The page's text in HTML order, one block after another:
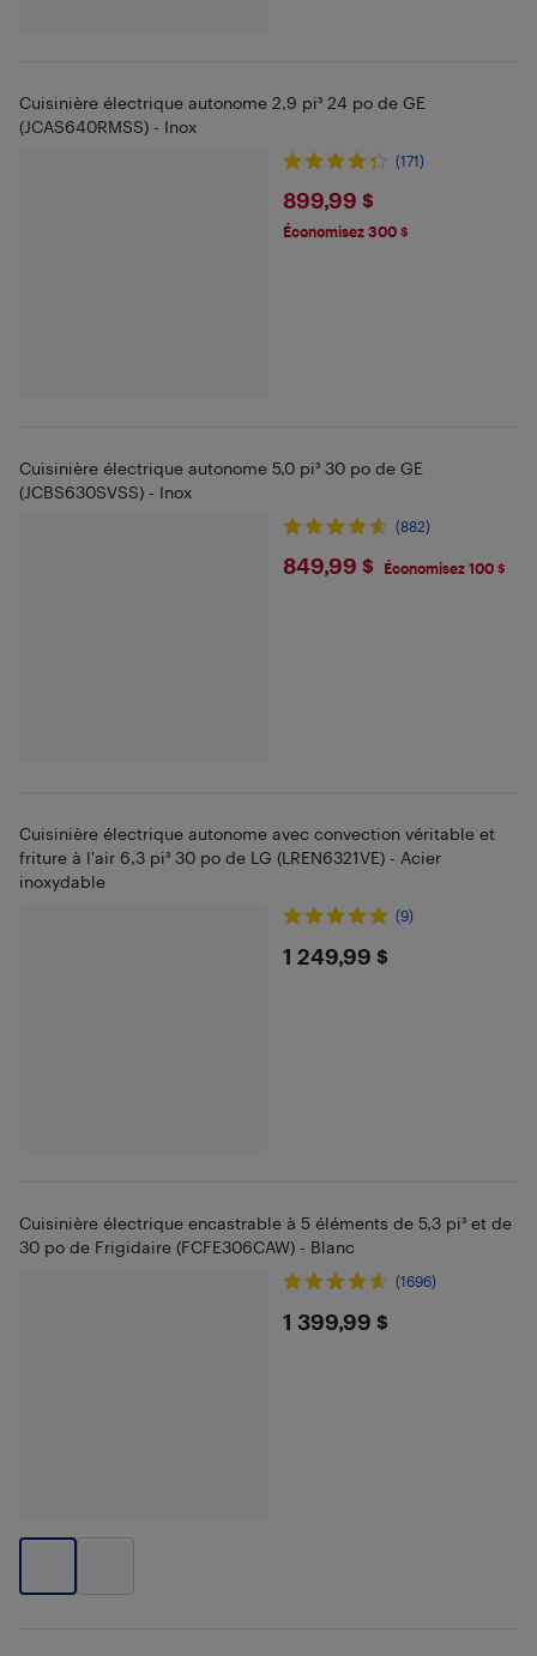
Cuisinière électrique autonome 2,9 pi³ 24 po de GE
(JCAS640RMSS) - Inox
(171)
$899.99
899,99 $
Économisez 300 $
Cuisinière électrique autonome 5,0 pi³ 30 po de GE
(JCBS630SVSS) - Inox
(882)
$849.99
849,99 $ Économisez 100 $
Cuisinière électrique autonome avec convection véritable et
friture à l'air 6,3 pi³ 30 po de LG (LREN6321VE) - Acier
inoxydable
(9)
$1249.99
1 249,99 $
Cuisinière électrique encastrable à 5 éléments de 5,3 pi³ et de
30 po de Frigidaire (FCFE306CAW) - Blanc
(1696)
$1399.99
1 399,99 $